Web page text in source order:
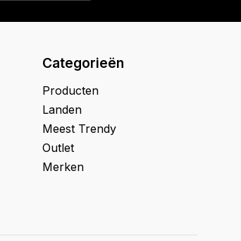
Categorieën
Producten
Landen
Meest Trendy
Outlet
Merken